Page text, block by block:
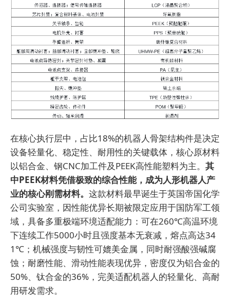
在核心执行层中，占比18%的机器人骨架结构件是决定
设备轻量化、稳定性、耐用性的关键载体，核心原材料
以铝合金、钢CNC加工件及PEEK高性能塑料为主。 其
中PEEK材料凭借极致的综合性能，成为人形机器人产
业的核心刚需材料。 这款材料最早诞生于英国帝国化学
公司实验室，因性能优异长期被限定应用于国防军工领
域，具备多重极端环境适配能力：可在260℃高温环境
下连续工作5000小时且强度基本无衰减，熔点高达34
1℃；机械强度与韧性可媲美金属，同时耐强酸强碱腐
蚀；耐磨性能、滑动性能表现优异，密度仅为铝合金的
50%、钛合金的36%，完美适配机器人的轻量化、高耐
用研发需求。